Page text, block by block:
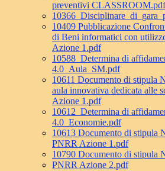
preventivi CLASSROOM.pdf
10409 Pubblicazione
di Beni informatici con
Azione 1.pdf
10588_Determina di
4.0_Aula_SM.pdf
10611 Documento di stipula
aula innovativa dedicata alle
Azione 1.pdf
10612_Determina di
4.0_Economie.pdf
10613 Documento di stipula
PNRR Azione 1.pdf
10790 Documento di stipula
PNRR Azione 2.pdf